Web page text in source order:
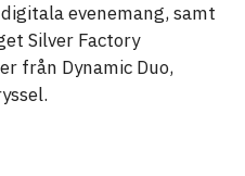
evenemang, samt
Silver Factory
från Dynamic Duo,